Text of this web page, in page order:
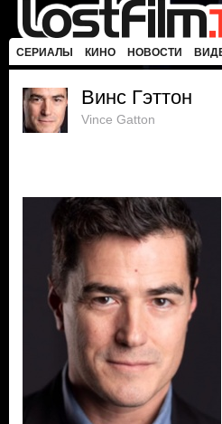
СЕРИАЛЫ КИНО НОВОСТИ
Винс Гэттон
Vince Gatton